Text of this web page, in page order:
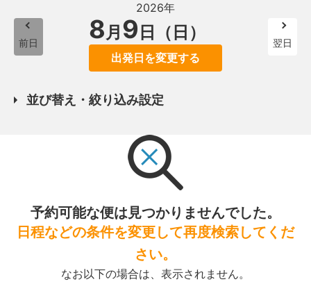
前日
2026年
8月 9 日（日）
出発日を変更する
翌日
並び替え・絞り込み設定
予約可能な便は見つかりませんでした。
日程などの条件を変更して再度検索してくだ
さい。
なお以下の場合は、表示されません。